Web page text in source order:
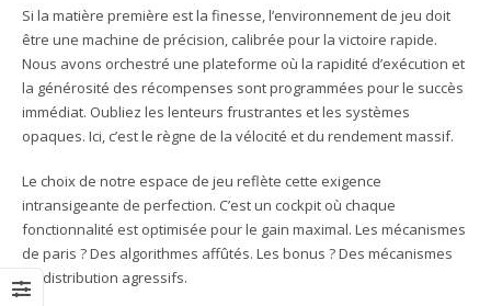
Si la matière première est la finesse, l’environnement de jeu doit
être une machine de précision, calibrée pour la victoire rapide.
Nous avons orchestré une plateforme où la rapidité d’exécution et
la générosité des récompenses sont programmées pour le succès
immédiat. Oubliez les lenteurs frustrantes et les systèmes
opaques. Ici, c’est le règne de la vélocité et du rendement massif.
Le choix de notre espace de jeu reflète cette exigence
intransigeante de perfection. C’est un cockpit où chaque
fonctionnalité est optimisée pour le gain maximal. Les mécanismes
de paris ? Des algorithmes affûtés. Les bonus ? Des mécanismes
de distribution agressifs.